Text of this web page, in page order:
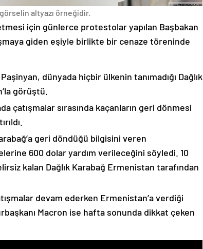
altyazı örneğidir.
için günlerce protestolar yapılan Başbakan
giden eşiyle birlikte bir cenaze töreninde
dünyada hiçbir ülkenin tanımadığı Dağlık
görüştü.
çatışmalar sırasında kaçanların geri dönmesi
geri döndüğü bilgisini veren
600 dolar yardım verileceğini söyledi. 10
kalan Dağlık Karabağ Ermenistan tarafından
devam ederken Ermenistan’a verdiği
Macron ise hafta sonunda dikkat çeken